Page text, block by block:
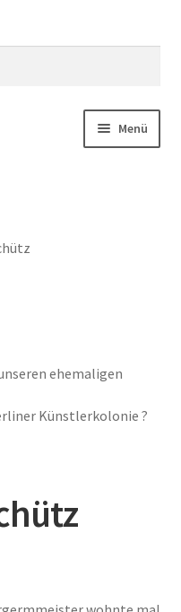
Menü
ehemaligen
Künstlerkolonie ?